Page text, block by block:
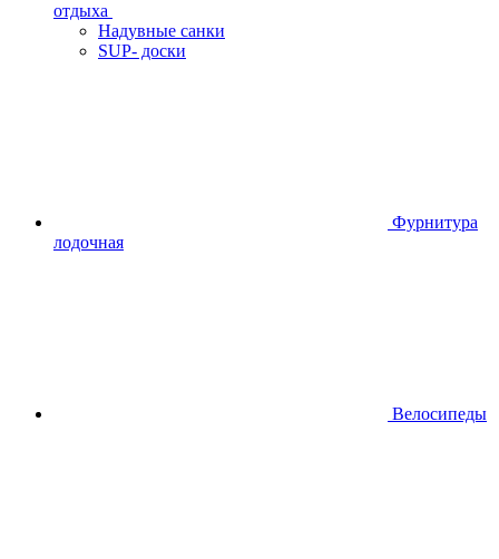
отдыха
Надувные санки
SUP- доски
Фурнитура
лодочная
Велосипеды